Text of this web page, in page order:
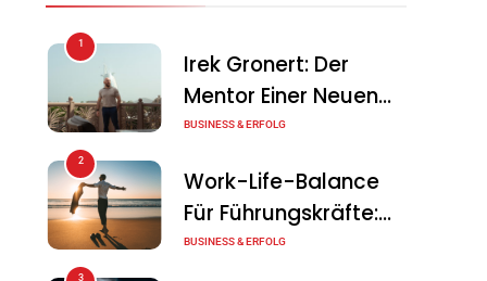
1
Irek Gronert: Der
Mentor Einer Neuen
Generation Von
BUSINESS & ERFOLG
2
Work-Life-Balance
Für Führungskräfte:
Illusion Oder Echte
BUSINESS & ERFOLG
3